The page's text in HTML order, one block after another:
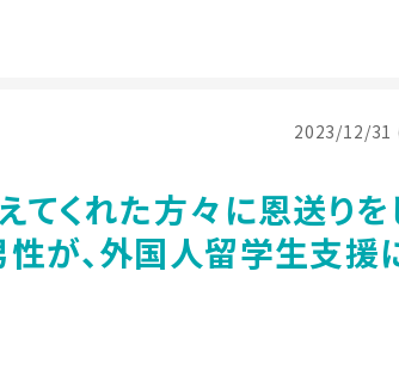
2023/12/31
てくれた方々に恩送りを
が、外国人留学生支援